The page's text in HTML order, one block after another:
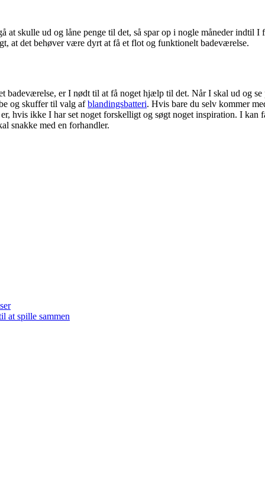
skulle ud og låne penge til det, så spar op i nogle måneder indtil
at det behøver være dyrt at få et flot og funktionelt badeværelse.
badeværelse, er I nødt til at få noget hjælp til det. Når I skal ud og
og skuffer til valg afblandingsbatteri. Hvis bare du selv kommer
hvis ikke I har set noget forskelligt og søgt noget inspiration. I kan
snakke med en forhandler.
at spille sammen